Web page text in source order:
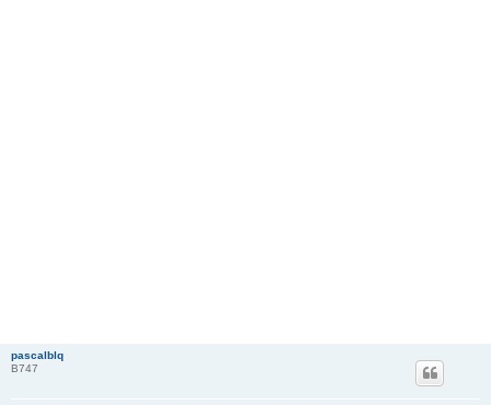
pascalblq
B747